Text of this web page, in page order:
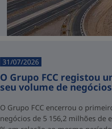
31/07/2026
O Grupo FCC registou
seu volume de
O Grupo FCC encerrou o
negócios de 5 156,2 milhões de